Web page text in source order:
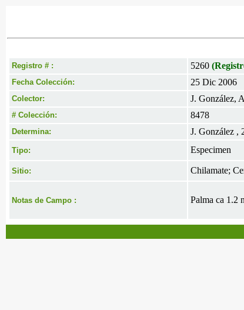
Registro # : 5260
Fecha Colección: 25 Dic 2006
Colector: J. González,
# Colección: 8478
Determina: J. González ,
Tipo: Especimen
Sitio: Chilamate;
Notas de Campo : Palma ca 1.2